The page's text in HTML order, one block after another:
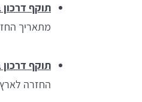
תוקף
מתאריך
תוקף דרכון
החזרה